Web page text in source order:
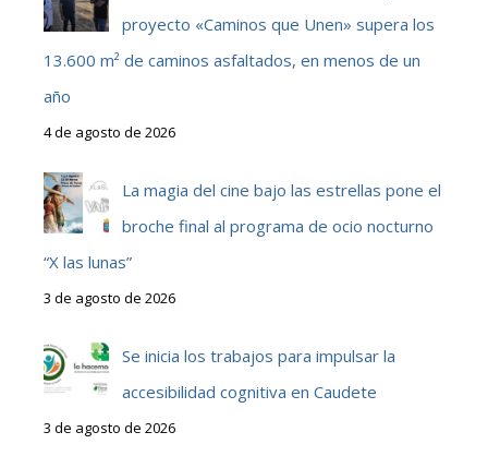
proyecto «Caminos que Unen» supera los
13.600 m² de caminos asfaltados, en menos de un
año
4 de agosto de 2026
La magia del cine bajo las estrellas pone el
broche final al programa de ocio nocturno
“X las lunas”
3 de agosto de 2026
Se inicia los trabajos para impulsar la
accesibilidad cognitiva en Caudete
3 de agosto de 2026